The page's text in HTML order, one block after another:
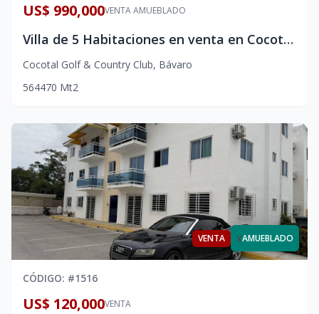
VENTA AMUEBLADO
US$ 990,000
Villa de 5 Habitaciones en venta en Cocotal Golf & Country Club, Punta Cana
Cocotal Golf & Country Club, Bávaro
564470 Mt2
VENTA xAMUEBLADO
CÓDIGO: #1516
VENTA
US$ 120,000